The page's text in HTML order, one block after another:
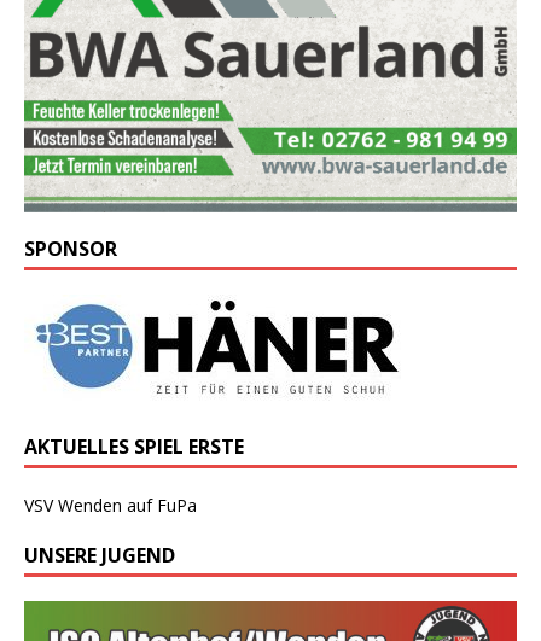
SPONSOR
AKTUELLES SPIEL ERSTE
VSV Wenden auf FuPa
UNSERE JUGEND